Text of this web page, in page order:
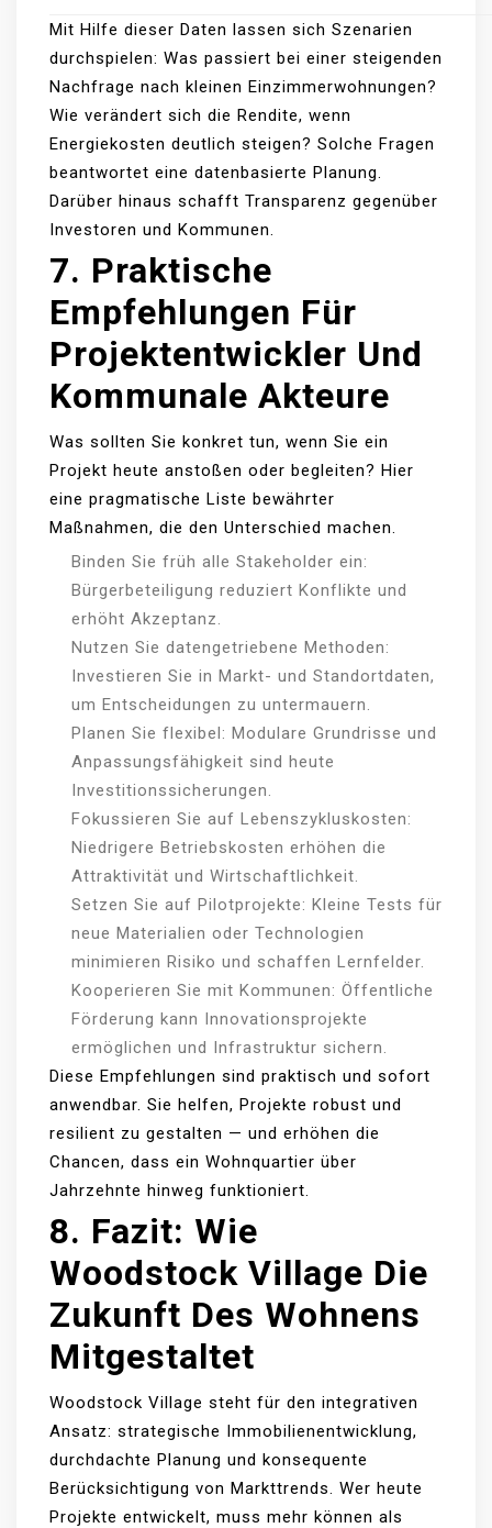
Mit Hilfe dieser Daten lassen sich Szenarien
durchspielen: Was passiert bei einer steigenden
Nachfrage nach kleinen Einzimmerwohnungen?
Wie verändert sich die Rendite, wenn
Energiekosten deutlich steigen? Solche Fragen
beantwortet eine datenbasierte Planung.
Darüber hinaus schafft Transparenz gegenüber
Investoren und Kommunen.
7. Praktische
Empfehlungen Für
Projektentwickler Und
Kommunale Akteure
Was sollten Sie konkret tun, wenn Sie ein
Projekt heute anstoßen oder begleiten? Hier
eine pragmatische Liste bewährter
Maßnahmen, die den Unterschied machen.
Binden Sie früh alle Stakeholder ein:
Bürgerbeteiligung reduziert Konflikte und
erhöht Akzeptanz.
Nutzen Sie datengetriebene Methoden:
Investieren Sie in Markt- und Standortdaten,
um Entscheidungen zu untermauern.
Planen Sie flexibel: Modulare Grundrisse und
Anpassungsfähigkeit sind heute
Investitionssicherungen.
Fokussieren Sie auf Lebenszykluskosten:
Niedrigere Betriebskosten erhöhen die
Attraktivität und Wirtschaftlichkeit.
Setzen Sie auf Pilotprojekte: Kleine Tests für
neue Materialien oder Technologien
minimieren Risiko und schaffen Lernfelder.
Kooperieren Sie mit Kommunen: Öffentliche
Förderung kann Innovationsprojekte
ermöglichen und Infrastruktur sichern.
Diese Empfehlungen sind praktisch und sofort
anwendbar. Sie helfen, Projekte robust und
resilient zu gestalten — und erhöhen die
Chancen, dass ein Wohnquartier über
Jahrzehnte hinweg funktioniert.
8. Fazit: Wie
Woodstock Village Die
Zukunft Des Wohnens
Mitgestaltet
Woodstock Village steht für den integrativen
Ansatz: strategische Immobilienentwicklung,
durchdachte Planung und konsequente
Berücksichtigung von Markttrends. Wer heute
Projekte entwickelt, muss mehr können als